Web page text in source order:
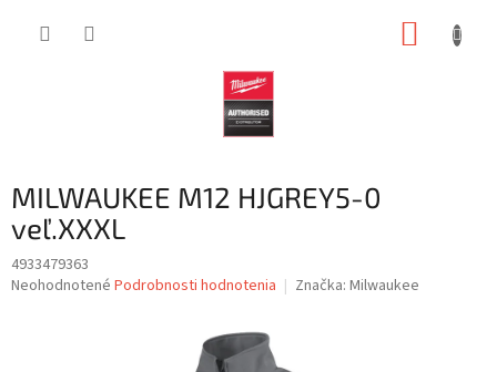
MILWAUKEE M12 HJGREY5-0
veľ.XXXL
4933479363
Priemerné
Neohodnotené Podrobnosti hodnotenia Značka: Milwaukee